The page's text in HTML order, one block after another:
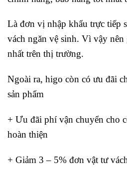
Là đơn vị nhập khẩu trực tiếp
vách ngăn vệ sinh. Vì vậy nên
nhất trên thị trường.
Ngoài ra, higo còn có ưu đãi
sản phẩm
+ Ưu đãi phí vận chuyển cho
hoàn thiện
+ Giảm 3 – 5% đơn vật tư